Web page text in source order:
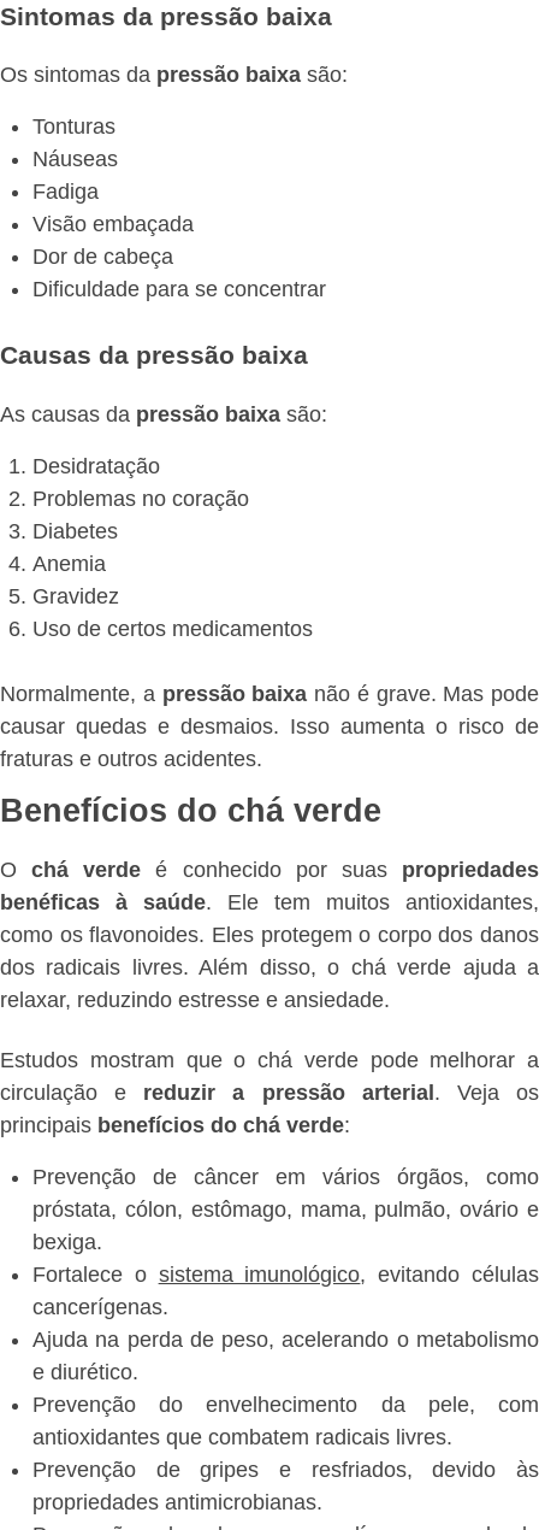
Sintomas da pressão baixa
Os sintomas da pressão baixa são:
Tonturas
Náuseas
Fadiga
Visão embaçada
Dor de cabeça
Dificuldade para se concentrar
Causas da pressão baixa
As causas da pressão baixa são:
Desidratação
Problemas no coração
Diabetes
Anemia
Gravidez
Uso de certos medicamentos
Normalmente, a pressão baixa não é grave. Mas pode
causar quedas e desmaios. Isso aumenta o risco de
fraturas e outros acidentes.
Benefícios do chá verde
Ochá verde é conhecido por suas propriedades
benéficas à saúde. Ele tem muitos antioxidantes,
como os flavonoides. Eles protegem o corpo dos danos
dos radicais livres. Além disso, o chá verde ajuda a
relaxar, reduzindo estresse e ansiedade.
Estudos mostram que o chá verde pode melhorar a
circulação e reduzir a pressão arterial. Veja os
principais benefícios do chá verde:
Prevenção de câncer em vários órgãos, como
próstata, cólon, estômago, mama, pulmão, ovário e
bexiga.
Fortalece o sistema imunológico, evitando células
cancerígenas.
Ajuda na perda de peso, acelerando o metabolismo
e diurético.
Prevenção do envelhecimento da pele, com
antioxidantes que combatem radicais livres.
Prevenção de gripes e resfriados, devido às
propriedades antimicrobianas.